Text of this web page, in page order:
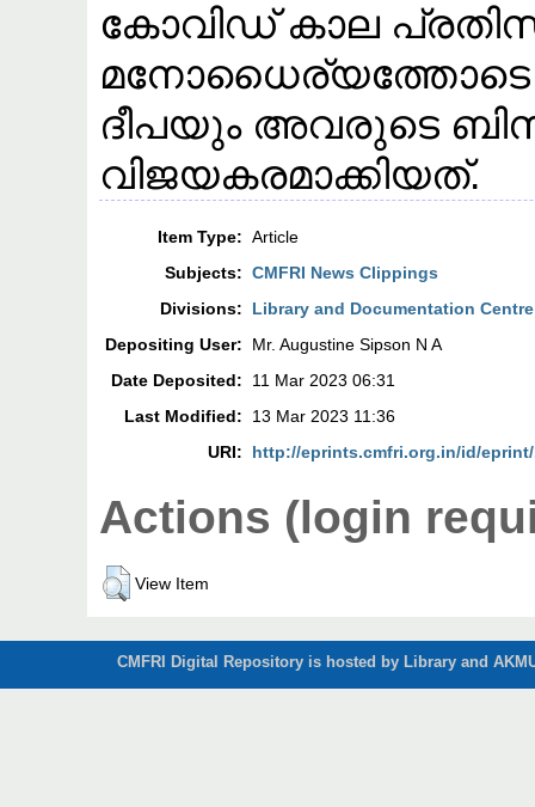
കോവിഡ് കാല
മനോധൈര്യത്തോടെ
ദീപയും അവരുടെ
വിജയകരമാക്കിയത്.
Item Type: Article
Subjects: CMFRI News Clippings
Divisions:
Library and Documentation Centre
Depositing User:
Mr. Augustine Sipson N A
Date Deposited:
11 Mar 2023 06:31
Last Modified:
13 Mar 2023 11:36
URI:
http://eprints.cmfri.org.in/id/eprint/
Actions (login
View Item
CMFRI Digital Repository is hosted by Library and